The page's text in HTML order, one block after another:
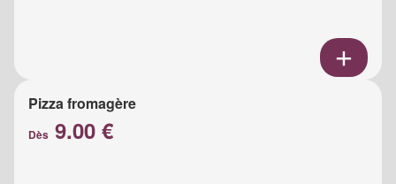
Pizza fromagère
Dès 9.00 €